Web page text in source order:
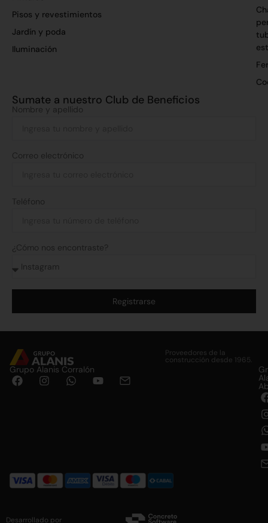
Pisos y revestimientos
Jardín y poda
Iluminación
Sumate a nuestro Club de Beneficios
Nombre y apellido
Correo electrónico
Teléfono
¿Cómo nos encontraste?
Registrarse
Proveedores de la
construcción desde 1965.
Grupo Alanis Corralón
Desarrollado por